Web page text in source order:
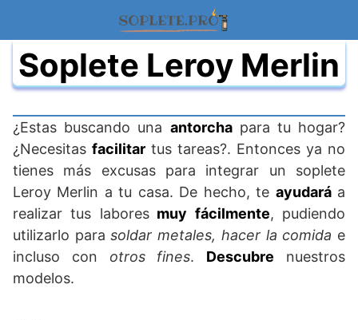
contenido
Soplete Leroy Merlin
¿Estas buscando una antorchapara tu hogar?
¿Necesitas facilitar tus tareas?. Entonces ya no
tienes más excusas para integrar un soplete
Leroy Merlin a tu casa. De hecho, te ayudaráa
realizar tus laboresmuy fácilmente, pudiendo
utilizarlo parasoldar metales, hacer la comida e
incluso con otros fines. Descubre nuestros
modelos.